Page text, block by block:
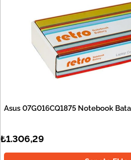
Asus 07G016CQ1875 Notebook
₺1.306,29